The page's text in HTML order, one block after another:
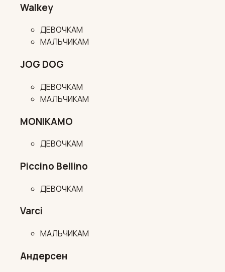
Walkey
ДЕВОЧКАМ
МАЛЬЧИКАМ
JOG DOG
ДЕВОЧКАМ
МАЛЬЧИКАМ
MONIKAMO
ДЕВОЧКАМ
Piccino Bellino
ДЕВОЧКАМ
Varci
МАЛЬЧИКАМ
Андерсен